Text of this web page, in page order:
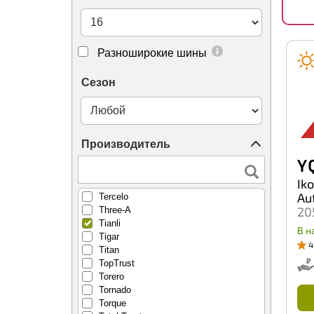
Разноширокие шины
Сезон
Производитель
Royal Black
Rydanz
SWT
Safecess
Secure
Sonix
Sumaxx
Sunfull
Superia
Tercelo
Three-A
Tianli
Tigar
Titan
TopTrust
Torero
Tornado
Torque
Y
В